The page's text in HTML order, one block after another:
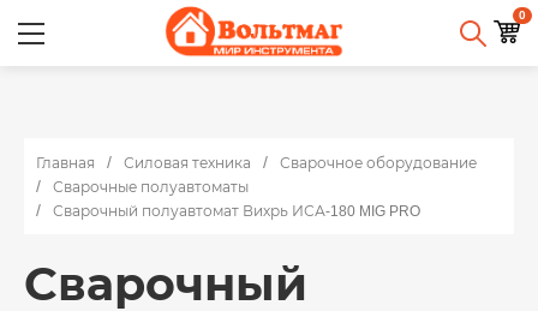
0
Главная Силовая техника
Сварочное оборудование
Сварочные полуавтоматы
Сварочный полуавтомат Вихрь ИСА-180 MIG PRO
Сварочный